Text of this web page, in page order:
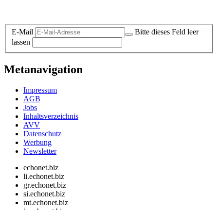
E-Mail
Bitte dieses Feld leer
lassen
Metanavigation
Impressum
AGB
Jobs
Inhaltsverzeichnis
AVV
Datenschutz
Werbung
Newsletter
echonet.biz
li.echonet.biz
gr.echonet.biz
si.echonet.biz
mt.echonet.biz